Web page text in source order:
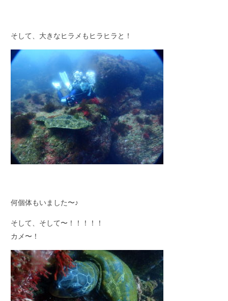
そして、大きなヒラメもヒラヒラと！
何個体もいました〜♪
そして、そして〜！！！！！
カメ〜！